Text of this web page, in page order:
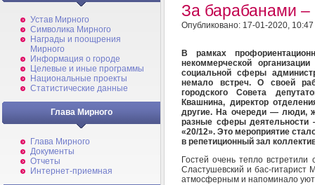
Устав Мирного
Символика Мирного
Награды и поощрения
Мирного
Информация о городе
Целевые и иные программы
Национальные проекты
Статистические данные
Глава Мирного
Глава Мирного
Документы
Отчеты
Интернет-приемная
За барабанами –
Опубликовано: 17-01-2020, 10:47
В рамках
некоммерческой
социальной сферы
немало встреч. О своей
городского Совета
Квашнина, директор
другие. На очереди — люди,
разные сферы
«20/12». Это мероприятие
в репетиционный зал
Гостей очень тепло
Сластушевский и бас-гитарист
атмосферным и напоминало